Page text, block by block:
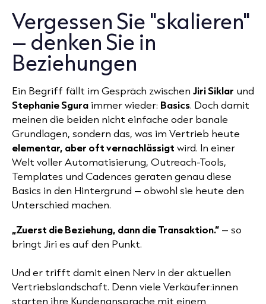
Vergessen Sie "skalieren"
– denken Sie in
Beziehungen
Ein Begriff fällt im Gespräch zwischen Jiri Siklar und
Stephanie Sgura immer wieder: Basics. Doch damit
meinen die beiden nicht einfache oder banale
Grundlagen, sondern das, was im Vertrieb heute
elementar, aber oft vernachlässigt wird. In einer
Welt voller Automatisierung, Outreach-Tools,
Templates und Cadences geraten genau diese
Basics in den Hintergrund – obwohl sie heute den
Unterschied machen.
„Zuerst die Beziehung, dann die Transaktion.“ – so
bringt Jiri es auf den Punkt.
Und er trifft damit einen Nerv in der aktuellen
Vertriebslandschaft. Denn viele Verkäufer:innen
starten ihre Kundenansprache mit einem